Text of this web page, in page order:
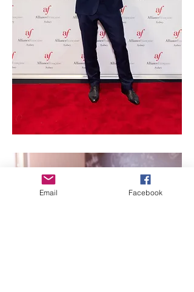
Email Facebook